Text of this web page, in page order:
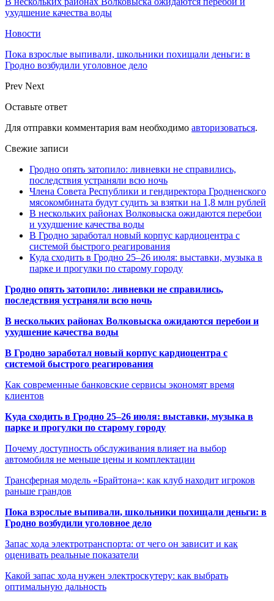
ухудшение качества воды
Новости
Пока взрослые выпивали, школьники похищали деньги: в
Гродно возбудили уголовное дело
Prev Next
Оставьте ответ
Для отправки комментария вам необходимо авторизоваться.
Свежие записи
Гродно опять затопило: ливневки не справились,
последствия устраняли всю ночь
Члена Совета Республики и гендиректора Гродненского
мясокомбината будут судить за взятки на 1,8 млн рублей
В нескольких районах Волковыска ожидаются перебои
и ухудшение качества воды
В Гродно заработал новый корпус кардиоцентра с
системой быстрого реагирования
Куда сходить в Гродно 25–26 июля: выставки, музыка в
парке и прогулки по старому городу
Гродно опять затопило: ливневки не справились,
последствия устраняли всю ночь
В нескольких районах Волковыска ожидаются перебои и
ухудшение качества воды
В Гродно заработал новый корпус кардиоцентра с
системой быстрого реагирования
Как современные банковские сервисы экономят время
клиентов
Куда сходить в Гродно 25–26 июля: выставки, музыка в
парке и прогулки по старому городу
Почему доступность обслуживания влияет на выбор
автомобиля не меньше цены и комплектации
Трансферная модель «Брайтона»: как клуб находит игроков
раньше грандов
Пока взрослые выпивали, школьники похищали деньги: в
Гродно возбудили уголовное дело
Запас хода электротранспорта: от чего он зависит и как
оценивать реальные показатели
Какой запас хода нужен электроскутеру: как выбрать
оптимальную дальность